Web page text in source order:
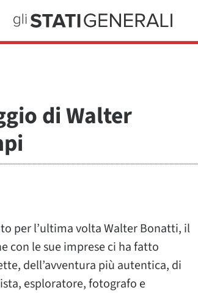
di Walter
per l’ultima volta Walter Bonatti, il
con le sue imprese ci ha fatto
dell’avventura più autentica, di
esploratore, fotografo e